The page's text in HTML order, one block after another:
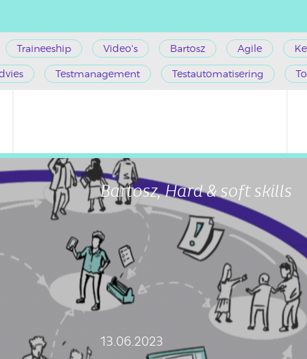
Traineeship Video's Bartosz Agile
Testmanagement Testautomatisering
Bartosz, Hard & soft skills
13.06.2023